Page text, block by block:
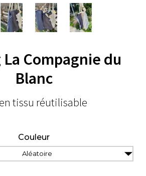
Compagnie du
Blanc
tissu réutilisable
Couleur
Aléatoire